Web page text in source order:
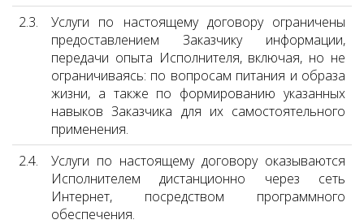
2.3.
Услуги по настоящему договору ограничены
предоставлением Заказчику информации,
передачи опыта Исполнителя, включая, но не
ограничиваясь: по вопросам питания и образа
жизни, а также по формированию указанных
навыков Заказчика для их самостоятельного
применения.
2.4.
Услуги по настоящему договору оказываются
Исполнителем дистанционно через сеть
Интернет, посредством программного
обеспечения.